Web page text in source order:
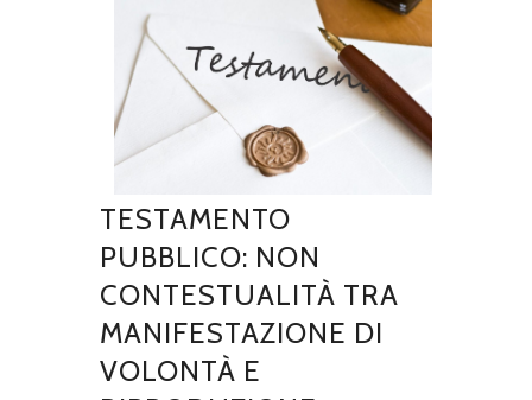
TESTAMENTO
PUBBLICO: NON
CONTESTUALITÀ TRA
MANIFESTAZIONE DI
VOLONTÀ E